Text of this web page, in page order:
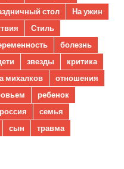
стол
На ужин
Стиль
болезнь
звезды
критика
михалков
отношения
ребенок
россия
семья
сын
травма